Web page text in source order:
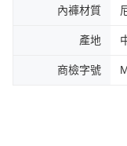
內褲材質
產地
商檢字號